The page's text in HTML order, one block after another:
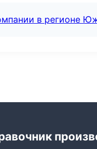
в регионе